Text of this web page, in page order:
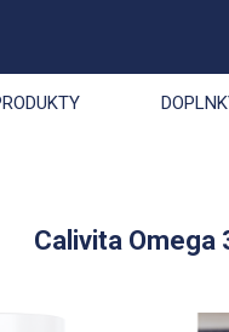
Calivita Omega